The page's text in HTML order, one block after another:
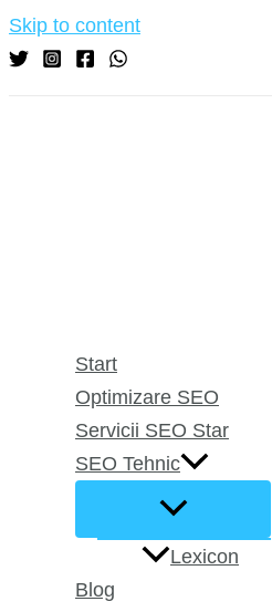
Skip to content
Start
Optimizare SEO
Servicii SEO Star
SEO Tehnic
Lexicon
Blog